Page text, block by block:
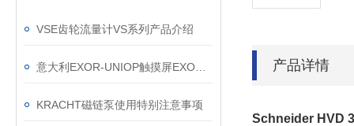
VSE齿轮流量计VS系列产品介绍
KRACHT磁链泵使用特别注意事项
产品详情
Schneider HVD